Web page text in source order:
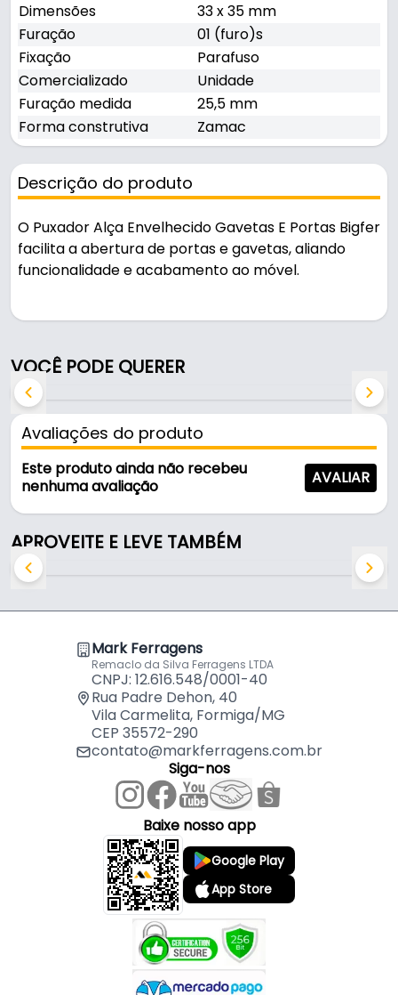
Dimensões
33 x 35 mm
Furação
01 (furo)s
Fixação
Parafuso
Comercializado
Unidade
Furação medida
25,5 mm
Forma construtiva
Zamac
Descrição do produto
O Puxador Alça Envelhecido Gavetas E Portas Bigfer
facilita a abertura de portas e gavetas, aliando
funcionalidade e acabamento ao móvel.
Fabricado em Zamac com acabamento antigo na
cor ouro velho, é resistente e durável no uso diário.
A fixação é feita por parafuso.
Características:
- Marca: Bigfer
- Modelo: Puxador Brinquinho
- Cor: Ouro Velho
- Dimensões: 33 x 35 mm
- Fixação: Parafuso
- Furação medida: 25,5 mm
- Forma construtiva: Zamac
VOCÊ PODE QUERER
Avaliações do produto
Este produto ainda não recebeu
nenhuma avaliação
AVALIAR
APROVEITE E LEVE TAMBÉM
Mark Ferragens
Remaclo da Silva Ferragens LTDA
CNPJ: 12.616.548/0001-40
Rua Padre Dehon, 40
Vila Carmelita, Formiga/MG
CEP 35572-290
contato@markferragens.com.br
Siga-nos
Baixe nosso app
Google Play
App Store